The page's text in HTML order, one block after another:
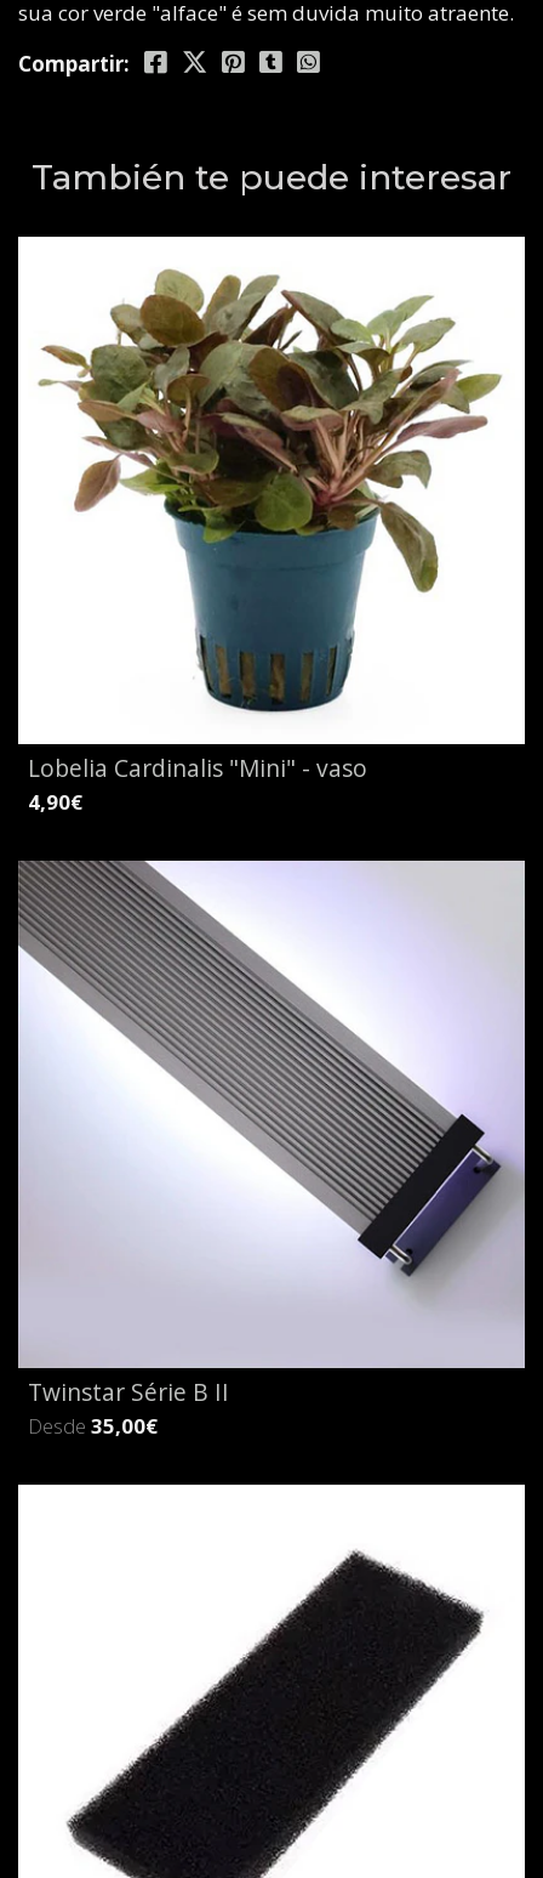
sua cor verde "alface" é sem duvida muito atraente.
Compartir:
También te puede interesar
Lobelia Cardinalis "Mini" - vaso
4,90€
Twinstar Série B II
Desde 35,00€